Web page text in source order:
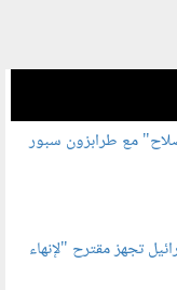
مع طرابزون سبور
تجهز مقترح "لإنهاء